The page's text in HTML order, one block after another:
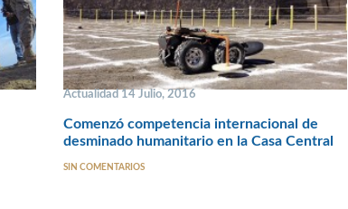
Actualidad 14 Julio, 2016
Comenzó competencia internacional de
desminado humanitario en la Casa Central
SIN COMENTARIOS